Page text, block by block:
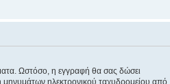
Ωστόσο, η εγγραφή θα σας δώσει
ηλεκτρονικού ταχυδρομείου από